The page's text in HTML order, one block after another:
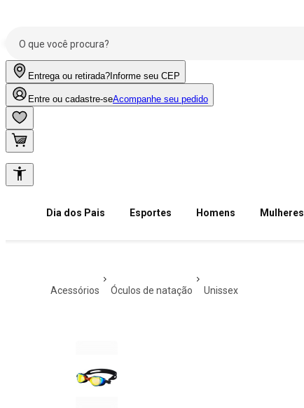
Entrega ou retirada? Informe seu CEP
Entre ou cadastre-seAcompanhe seu pedido
Dia dos Pais Esportes Homens Mulheres
acessórios óculos de natação unissex